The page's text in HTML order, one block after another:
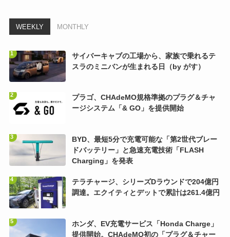
WEEKLY MONTHLY
サイバーキャブの工場から、家族で乗れるテ
スラのミニバンが生まれる日（by がす）
プラゴ、CHAdeMO規格準拠のプラグ＆チャ
ージシステム「& GO」を提供開始
BYD、最短5分で充電可能な「第2世代ブレー
ドバッテリー」と急速充電技術「FLASH
Charging」を発表
テラチャージ、シリーズDラウンドで204億円
調達。エクイティとデットで累計は261.4億円
ホンダ、EV充電サービス「Honda Charge」
提供開始。CHAdeMO初の「プラグ＆チャー